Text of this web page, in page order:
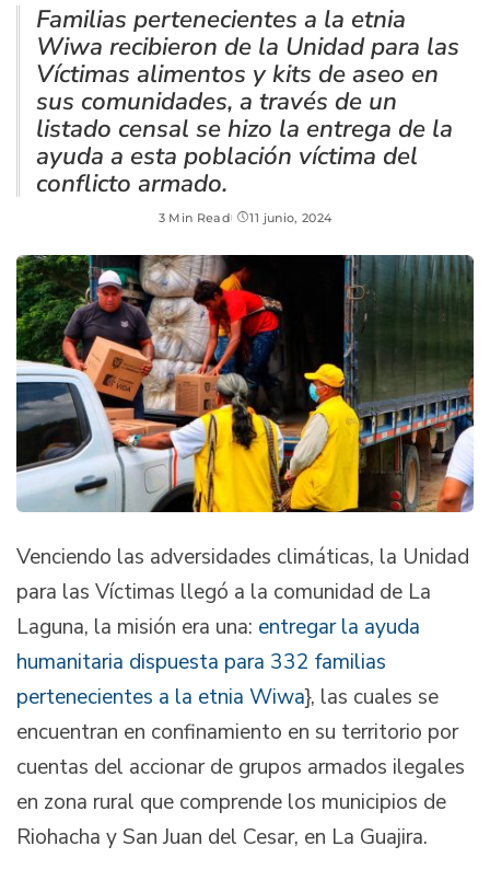
Familias pertenecientes a la etnia
Wiwa recibieron de la Unidad para las
Víctimas alimentos y kits de aseo en
sus comunidades, a través de un
listado censal se hizo la entrega de la
ayuda a esta población víctima del
conflicto armado.
3 Min Read 11 junio, 2024
Venciendo las adversidades climáticas, la Unidad
para las Víctimas llegó a la comunidad de La
Laguna, la misión era una: entregar la ayuda
humanitaria dispuesta para 332 familias
pertenecientes a la etnia Wiwa}, las cuales se
encuentran en confinamiento en su territorio por
cuentas del accionar de grupos armados ilegales
en zona rural que comprende los municipios de
Riohacha y San Juan del Cesar, en La Guajira.